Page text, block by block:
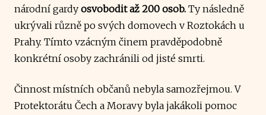
národní gardy osvobodit až 200 osob. Ty následně
ukrývali různě po svých domovech v Roztokách u
Prahy. Tímto vzácným činem pravděpodobně
konkrétní osoby zachránili od jisté smrti.
Činnost místních občanů nebyla samozřejmou. V
Protektorátu Čech a Moravy byla jakákoli pomoc